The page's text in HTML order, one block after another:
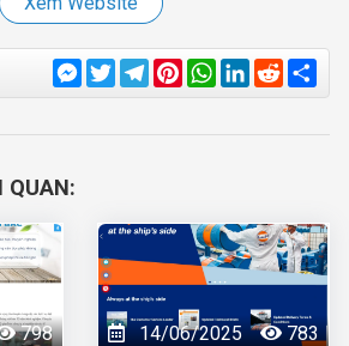
Messenger
TwitterTelegram
Pinterest
WhatsApp
LinkedIn
Reddit
QUAN:
798 14/06/2025 783